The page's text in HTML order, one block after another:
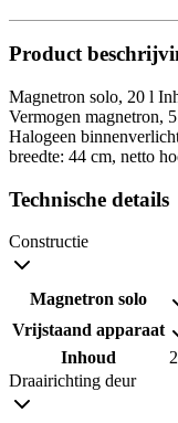
Product
Magnetron solo, 20 l
Vermogen magnetron,
Halogeen
breedte: 44 cm, netto
Technische details
Constructie
Magnetron solo
Vrijstaand apparaat
Inhoud
Draairichting deur